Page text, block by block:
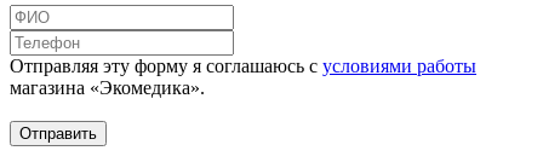
Отправляя эту форму я соглашаюсь с условиями работы
магазина «Экомедика».